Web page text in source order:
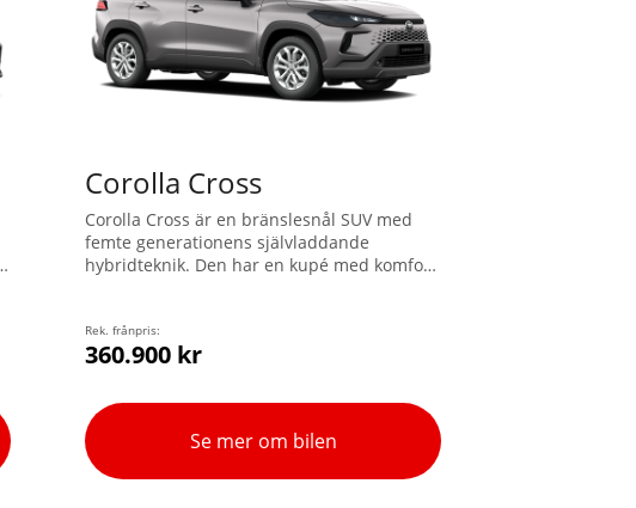
Corolla Cross
Corolla Cross är en bränslesnål SUV med
femte generationens självladdande
hybridteknik. Den har en kupé med komfort
fyrhjulsdrift (AWD-i) och klassledande
säkerhetsfunktioner.
Rek. frånpris:
360.900 kr
Se mer om bilen